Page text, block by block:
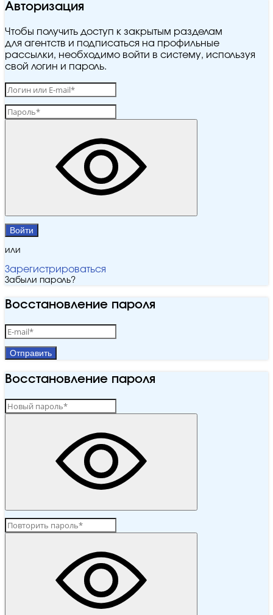
Авторизация
Чтобы получить доступ к закрытым разделам
для агентств и подписаться на профильные
рассылки, необходимо войти в систему, используя
свой логин и пароль.
Войти
или
Зарегистрироваться
Забыли пароль?
Восстановление пароля
Отправить
Восстановление пароля